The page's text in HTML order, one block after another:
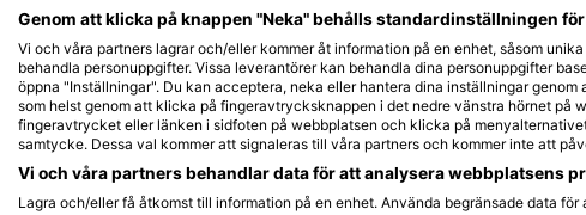
SUN La IZU DIVING, サンライズダイビ
ング
静岡県伊東市川奈286-1, 4140044 Ito,
Shizuoka - Japan
WITH 新宿, WITH
東京都新宿区新宿1-17-1,
Shinjuku-ku Shinjuku 1-17-1-
Japan
Genom att klicka på knappen "Neka" behålls standardinställningen
Vi och våra partners lagrar och/eller kommer åt information på en enhet, såsom
behandla personuppgifter. Vissa leverantörer kan behandla dina personuppgifter
öppna "Inställningar". Du kan acceptera, neka eller hantera dina inställningar
som helst genom att klicka på fingeravtrycksknappen i det nedre vänstra hörnet på
fingeravtrycket eller länken i sidfoten på webbplatsen och klicka på
samtycke. Dessa val kommer att signaleras till våra partners och kommer inte att
Vi och våra partners behandlar data för att analysera webbplatsens
Lagra och/eller få åtkomst till information på en enhet. Använda begränsade data